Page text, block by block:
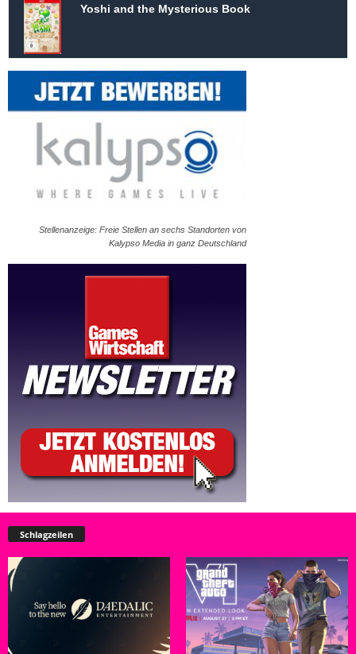
Yoshi and the Mysterious Book
Stellenanzeige: Freie Stellen an sechs Standorten von
Kalypso Media in ganz Deutschland
Schlagzeilen